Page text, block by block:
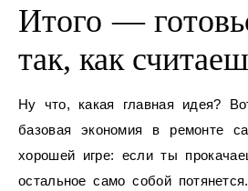
Итого —
так, как
Ну что, какая главная идея?
базовая экономия в ремонте
хорошей игре: если ты
остальное само собой